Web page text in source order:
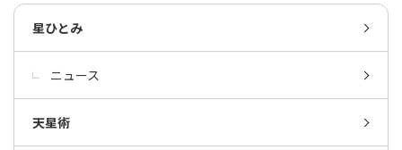
星ひとみ
ニュース
天星術